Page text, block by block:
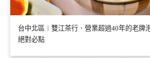
台中北區︱雙江茶行．營業超過40年的老牌
絕對必點